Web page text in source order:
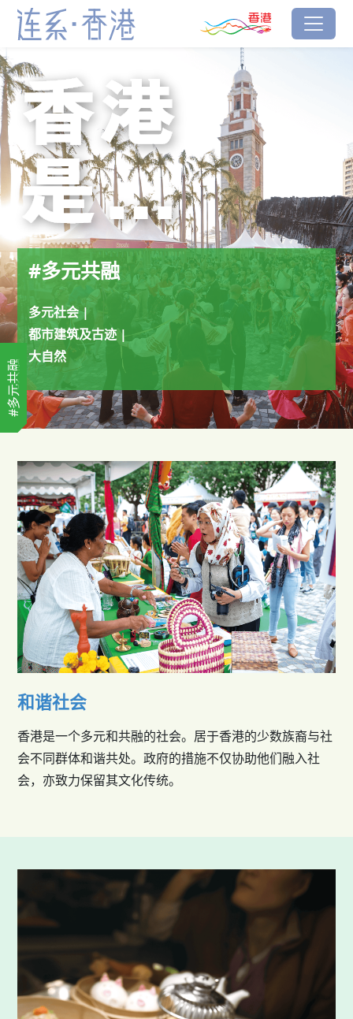
跳到主要内容
香港品牌
#多元共融
#多元共融
多元社会 |
都市建筑及古迹 |
大自然
#多元共融
和谐社会
香港是一个多元和共融的社会。居于香港的少数族裔与社
会不同群体和谐共处。政府的措施不仅协助他们融入社
会，亦致力保留其文化传统。